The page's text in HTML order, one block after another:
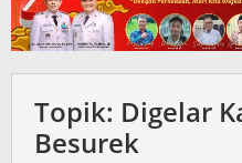
Topik: Digelar
Besurek